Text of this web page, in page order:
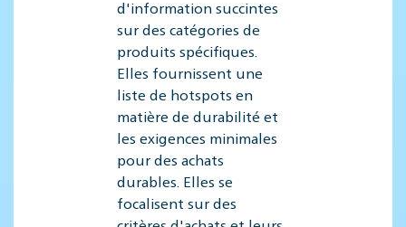
d'information succintes
sur des catégories de
produits spécifiques.
Elles fournissent une
liste de hotspots en
matière de durabilité et
les exigences minimales
pour des achats
durables. Elles se
focalisent sur des